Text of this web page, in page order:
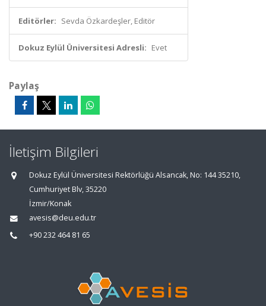
Editörler: Sevda Özkardeşler, Editör
Dokuz Eylül Üniversitesi Adresli: Evet
Paylaş
İletişim Bilgileri
Dokuz Eylül Üniversitesi Rektörlüğü Alsancak, No: 144 35210,
Cumhuriyet Blv, 35220
İzmir/Konak
avesis@deu.edu.tr
+90 232 464 81 65